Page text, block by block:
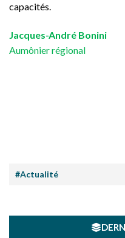
capacités.
Jacques-André Bonini
Aumônier régional
#Actualité